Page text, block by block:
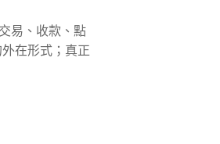
易、收款、點
在形式；真正